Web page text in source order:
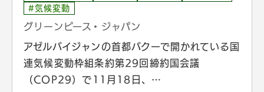
#気候変動
グリーンピース・ジャパン
アゼルバイジャンの首都バクーで開かれている国
連気候変動枠組条約第29回締約国会議
（COP29）で11月18日、…